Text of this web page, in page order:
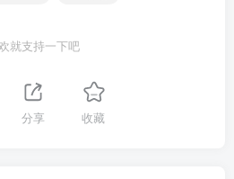
就支持一下吧
分享 收藏